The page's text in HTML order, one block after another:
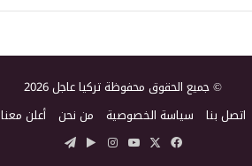
© جميع الحقوق محفوظة تركيا عاجل 2026
اتصل بنا سياسة الخصوصية من نحن أعلن معنا
فيسبوك‫YouTubeانستقرام
‏Googleتيلقرام